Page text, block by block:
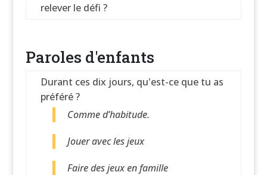
relever le défi ?
Paroles d'enfants
Durant ces dix jours, qu'est-ce que tu as
préféré ?
Comme d’habitude.
Jouer avec les jeux
Faire des jeux en famille